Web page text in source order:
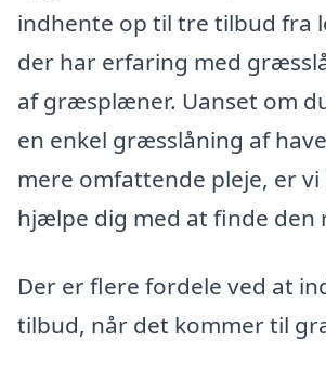
indhente op til tre tilbud fra
der har erfaring med
af græsplæner. Uanset om
en enkel græsslåning af
mere omfattende pleje, er
hjælpe dig med at finde den
Der er flere fordele ved at
tilbud, når det kommer til